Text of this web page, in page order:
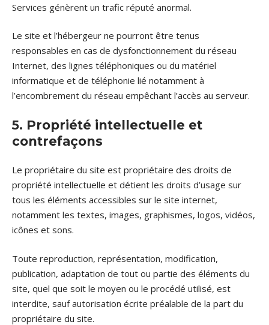
Services génèrent un trafic réputé anormal.
Le site et l’hébergeur ne pourront être tenus
responsables en cas de dysfonctionnement du réseau
Internet, des lignes téléphoniques ou du matériel
informatique et de téléphonie lié notamment à
l’encombrement du réseau empêchant l’accès au serveur.
5. Propriété intellectuelle et
contrefaçons
Le propriétaire du site est propriétaire des droits de
propriété intellectuelle et détient les droits d’usage sur
tous les éléments accessibles sur le site internet,
notamment les textes, images, graphismes, logos, vidéos,
icônes et sons.
Toute reproduction, représentation, modification,
publication, adaptation de tout ou partie des éléments du
site, quel que soit le moyen ou le procédé utilisé, est
interdite, sauf autorisation écrite préalable de la part du
propriétaire du site.